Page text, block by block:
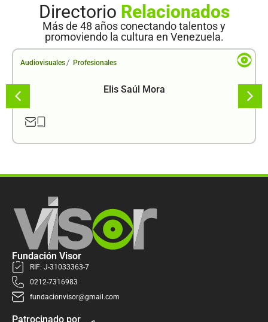
Directorio Relacionados
Más de 48 años conectando talentos y
promoviendo la cultura en Venezuela.
Audiovisuales / Profesionales
Elis Saúl Mora
Fundación Visor
RIF: J-31033363-7
0212-7316983
fundacionvisor@gmail.com
Patrocinado por